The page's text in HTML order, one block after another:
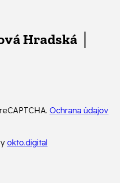
Hradská │
Ochrana údajov
okto.digital